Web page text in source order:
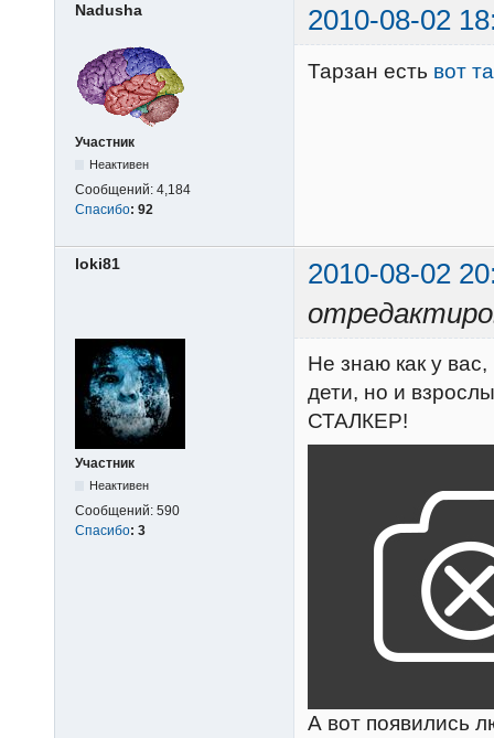
Nadusha 2010-08-02
Участник
Неактивен
Сообщений: 4,184
Спасибо: 92
Тарзан есть вот
loki81
2010-08-02
Участник
Неактивен
Сообщений: 590
Спасибо: 3
Не знаю как у
дети, но и
СТАЛКЕР!
А вот появились